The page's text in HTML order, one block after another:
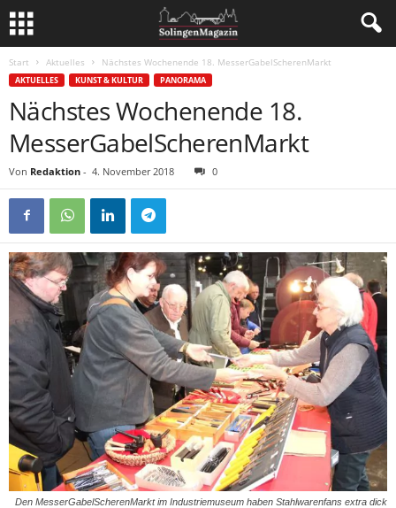
Start Aktuelles Nächstes Wochenende 18. MesserGabelScherenMarkt
AKTUELLES KUNST & KULTUR PANORAMA
Nächstes Wochenende 18.
MesserGabelScherenMarkt
Von Redaktion - 4. November 2018 0
Den MesserGabelScherenMarkt im Industriemuseum haben Stahlwarenfans extra dick